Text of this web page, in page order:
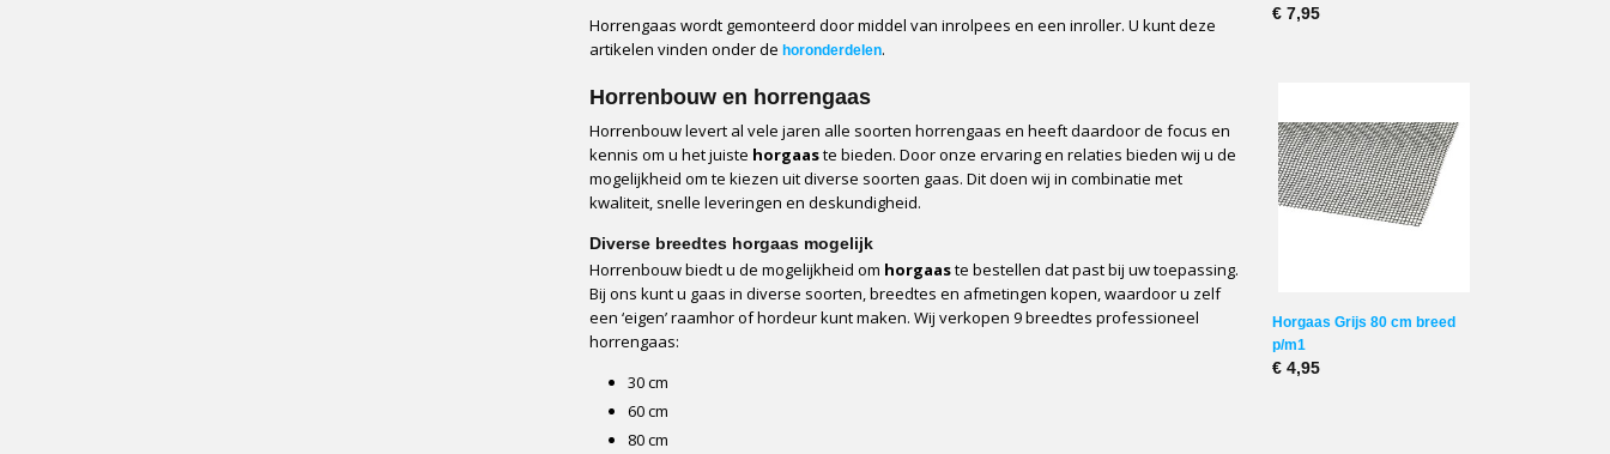
Verpakking
Doos of rol
Levertijd
Horrengaas wordt gemonteerd door middel van inrolpees en een inroller. U kunt deze
artikelen vinden onder de horonderdelen.
Horrenbouw en horrengaas
Horrenbouw levert al vele jaren alle soorten horrengaas en heeft daardoor de focus en
kennis om u het juiste horgaaste bieden. Door onze ervaring en relaties bieden wij u de
mogelijkheid om te kiezen uit diverse soorten gaas. Dit doen wij in combinatie met
kwaliteit, snelle leveringen en deskundigheid.
Diverse breedtes horgaas mogelijk
Horrenbouw biedt u de mogelijkheid om horgaaste bestellen dat past bij uw toepassing.
Bij ons kunt u gaas in diverse soorten, breedtes en afmetingen kopen, waardoor u zelf
een ‘eigen’ raamhor of hordeur kunt maken. Wij verkopen 9 breedtes professioneel
horrengaas:
30 cm
60 cm
80 cm
€ 7,95
Horgaas Grijs 80 cm breed
p/m1
€ 4,95